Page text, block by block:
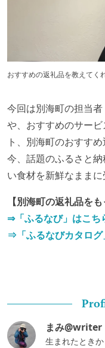
おすすめの返礼品を教えて
今回は別海町の担当
や、おすすめのサー
ト、別海町のおすす
今、話題のふるさと
い食材を新鮮なまま
【別海町の返礼品をも
⇒「ふるなび」はこち
⇒「ふるなびカタログ
まみ@writer
生まれたとき